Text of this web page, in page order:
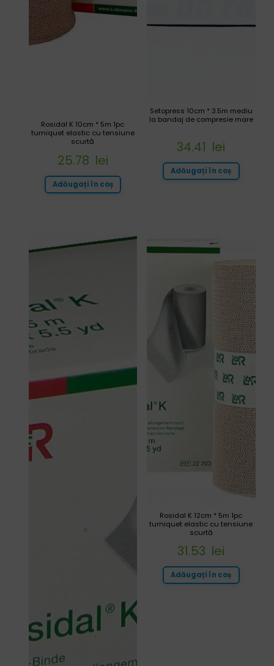
Setopress 10cm * 3.5m mediu
la bandaj de compresie mare
34.41 lei
Adăugați în coș
Rosidal K 10cm * 5m 1pc
turniquet elastic cu tensiune
scurtă
25.78 lei
Adăugați în coș
Rosidal K 12cm * 5m 1pc
turniquet elastic cu tensiune
scurtă
31.53 lei
Adăugați în coș